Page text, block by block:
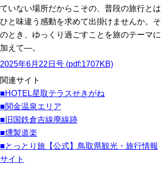
ていない場所だからこその、普段の旅行とは
ひと味違う感動を求めて出掛けませんか。そ
のとき、ゆっくり過ごすことを旅のテーマに
加えて―。
2025年6月22日号 (pdf:1707KB)
関連サイト
■HOTEL星取テラスせきがね
■関金温泉エリア
■旧国鉄倉吉線廃線跡
■燻製道楽
■とっとり旅【公式】鳥取県観光・旅行情報
サイト